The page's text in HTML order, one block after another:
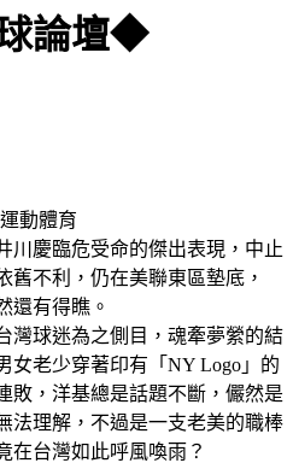
論壇◆
運動體育
川慶臨危受命的傑出表現，中止
舊不利，仍在美聯東區墊底，
還有得瞧。
灣球迷為之側目，魂牽夢縈的結
女老少穿著印有「NY Logo」的
敗，洋基總是話題不斷，儼然是
法理解，不過是一支老美的職棒
在台灣如此呼風喚雨？